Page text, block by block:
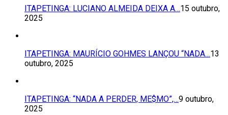
ITAPETINGA: LUCIANO ALMEIDA DEIXA A…15 outubro,
2025
ITAPETINGA: MAURÍCIO GOHMES LANÇOU “NADA…13
outubro, 2025
ITAPETINGA: “NADA A PERDER, ME$MO”,…9 outubro,
2025